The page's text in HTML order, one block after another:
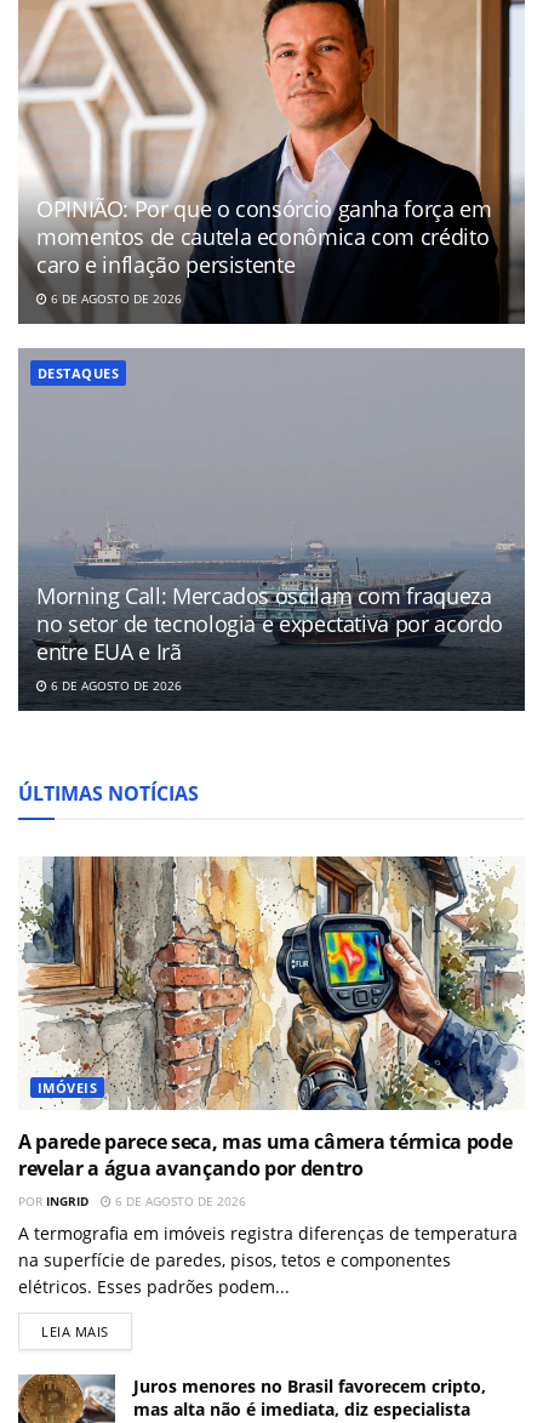
OPINIÃO: Por que o consórcio ganha força em
momentos de cautela econômica com crédito
caro e inflação persistente
6 DE AGOSTO DE 2026
DESTAQUES
Morning Call: Mercados oscilam com fraqueza
no setor de tecnologia e expectativa por acordo
entre EUA e Irã
6 DE AGOSTO DE 2026
ÚLTIMAS NOTÍCIAS
IMÓVEIS
A parede parece seca, mas uma câmera térmica pode
revelar a água avançando por dentro
POR INGRID 6 DE AGOSTO DE 2026
A termografia em imóveis registra diferenças de temperatura
na superfície de paredes, pisos, tetos e componentes
elétricos. Esses padrões podem...
LEIA MAIS
Juros menores no Brasil favorecem cripto,
mas alta não é imediata, diz especialista